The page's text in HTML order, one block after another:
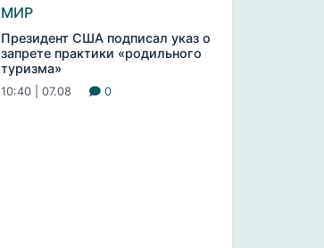
МИР
Президент США подписал указ о
запрете практики «родильного
туризма»
10:40 | 07.08 0